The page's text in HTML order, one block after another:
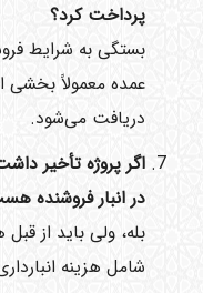
پرداخت کرد؟
بستگی به شرایط
عمده معمولاً بخشی
دریافت می‌شود.
اگر پروژه تأخیر
در انبار فروشنده
بله، ولی باید از
شامل هزینه